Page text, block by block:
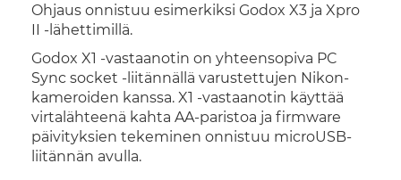
Ohjaus onnistuu esimerkiksi Godox X3 ja Xpro
II -lähettimillä.
Godox X1 -vastaanotin on yhteensopiva PC
Sync socket -liitännällä varustettujen Nikon-
kameroiden kanssa. X1 -vastaanotin käyttää
virtalähteenä kahta AA-paristoa ja firmware
päivityksien tekeminen onnistuu microUSB-
liitännän avulla.